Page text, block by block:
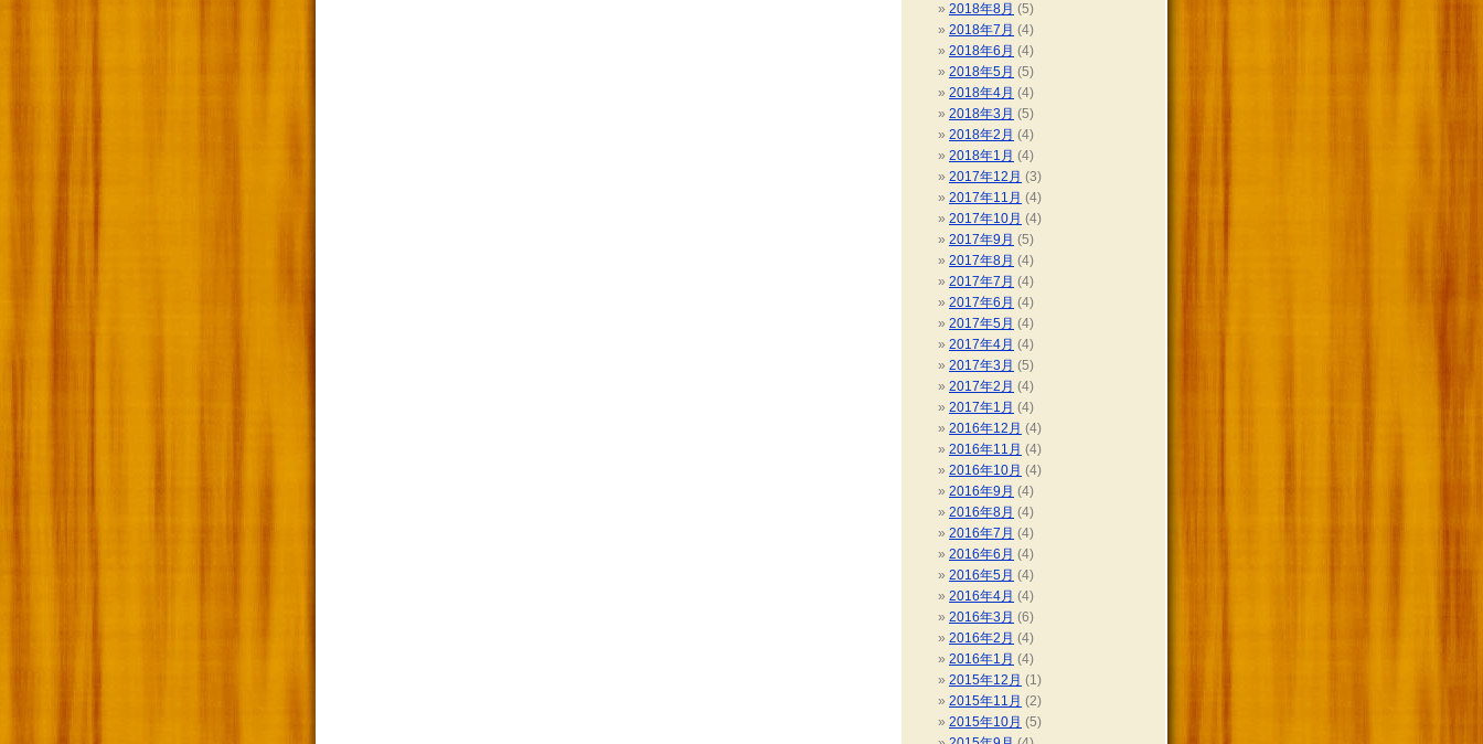
2018年8月 (5)
2018年7月 (4)
2018年6月 (4)
2018年5月 (5)
2018年4月 (4)
2018年3月 (5)
2018年2月 (4)
2018年1月 (4)
2017年12月 (3)
2017年11月 (4)
2017年10月 (4)
2017年9月 (5)
2017年8月 (4)
2017年7月 (4)
2017年6月 (4)
2017年5月 (4)
2017年4月 (4)
2017年3月 (5)
2017年2月 (4)
2017年1月 (4)
2016年12月 (4)
2016年11月 (4)
2016年10月 (4)
2016年9月 (4)
2016年8月 (4)
2016年7月 (4)
2016年6月 (4)
2016年5月 (4)
2016年4月 (4)
2016年3月 (6)
2016年2月 (4)
2016年1月 (4)
2015年12月 (1)
2015年11月 (2)
2015年10月 (5)